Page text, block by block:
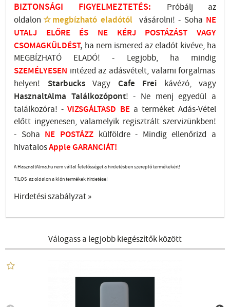
BIZTONSÁGI FIGYELMEZTETÉS:
Próbálj az
oldalon ☆megbízható eladótól vásárolni! - Soha NE
UTALJ ELŐRE ÉS NE KÉRJ POSTÁZÁST VAGY
CSOMAGKÜLDÉST, ha nem ismered az eladót kivéve, ha
MEGBÍZHATÓ ELADÓ! - Legjobb, ha mindig
SZEMÉLYESEN intézed az adásvételt, valami forgalmas
helyen! StarbucksVagy Cafe Frei kávézó, vagy
HasznaltAlma Találkozópont! - Ne menj egyedül a
találkozóra! - VIZSGÁLTASD BEa terméket Adás-Vétel
előtt ingyenesen, valamelyik regisztrált szervizünkben!
- Soha NE POSTÁZZ külföldre- Mindig ellenőrizd a
hivatalosApple GARANCIÁT!
A HasznaltAlma.hu nem vállal felelősséget a hirdetésben szereplő termékekért!
TILOS az oldalon a klón termékek hirdetése!
Hirdetési szabályzat »
Válogass a legjobb kiegészítők között